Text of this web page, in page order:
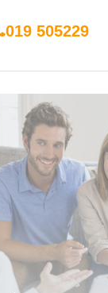
019 505229